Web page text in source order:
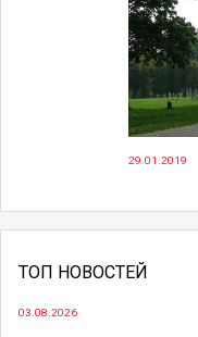
29.01.2019
ТОП НОВОСТЕЙ
03.08.2026